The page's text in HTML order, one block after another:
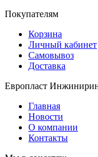
Покупателям
Корзина
Личный кабинет
Самовывоз
Доставка
Европласт
Главная
Новости
О компании
Контакты